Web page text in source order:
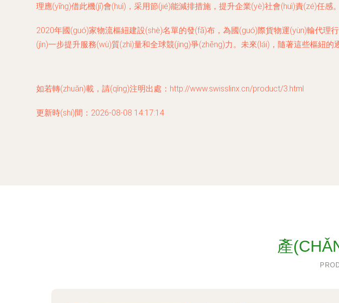
理應(yīng)借此機(jī)會(huì)，采用節(jié)能減排措施，提升企業(yè)社會(huì)責(zé)任感。
2020年國(guó)家物流樞紐建設(shè)名單的發(fā)布，為國(guó)際貨物運(yùn)輸代理
(jìn)一步提升服務(wù)質(zhì)量和全球競(jìng)爭(zhēng)力。未來(lái)，隨著這些樞紐
如若轉(zhuǎn)載，請(qǐng)注明出處：http://www.swisslinx.cn/product/3.html
更新時(shí)間：2026-08-08 14:17:14
產